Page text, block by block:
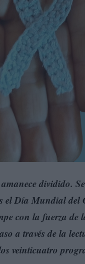
dividido.
el Día Mundial del
con la fuerza
a través de la
veinticuatro